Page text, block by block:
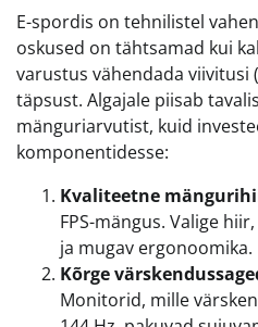
E-spordis on tehnilistel
oskused on tähtsamad kui
varustus vähendada viivitusi
täpsust. Algajale piisab
mänguriarvutist, kuid
komponentidesse:
Kvaliteetne
FPS-mängus. Valige
ja mugav ergonoomika.
Kõrge
Monitorid, mille